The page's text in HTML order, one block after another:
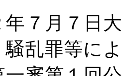
７月７日
騒乱罪等に